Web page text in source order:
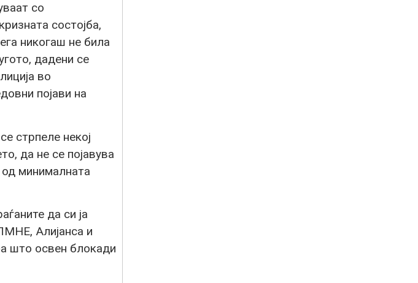
со
состојба,
никогаш не била
дадени се
во
појави на
стрпеле некој
да не се појавува
минималната
да си ја
Алијанса и
што освен блокади